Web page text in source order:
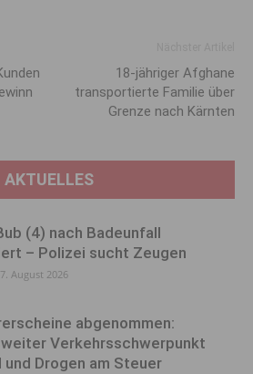
18-jähriger Afghane
transportierte Familie über
Grenze nach Kärnten
AKTUELLES
(4) nach Badeunfall
– Polizei sucht Zeugen
7. August 2026
abgenommen:
Verkehrsschwerpunkt
und Drogen am Steuer